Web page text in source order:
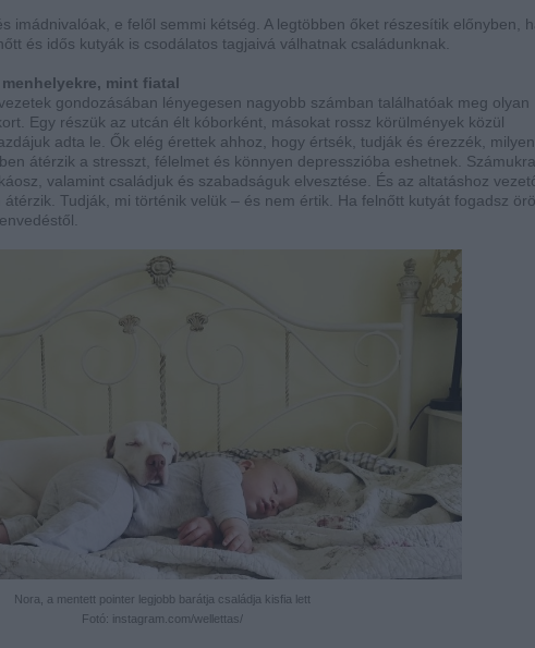
imádnivalóak, e felől semmi kétség. A legtöbben őket részesítik előnyben,
és idős kutyák is csodálatos tagjaivá válhatnak családunknak.
mint fiatal
gondozásában lényegesen nagyobb számban találhatóak meg olyan
Egy részük az utcán élt kóborként, másokat rossz körülmények közül
adta le. Ők elég érettek ahhoz, hogy értsék, tudják és érezzék, milyen
átérzik a stresszt, félelmet és könnyen depresszióba eshetnek. Számukra
valamint családjuk és szabadságuk elvesztése. És az altatáshoz
Tudják, mi történik velük – és nem értik. Ha felnőtt kutyát fogadsz
Nora, a mentett pointer legjobb barátja családja kisfia lett
Fotó: instagram.com/wellettas/